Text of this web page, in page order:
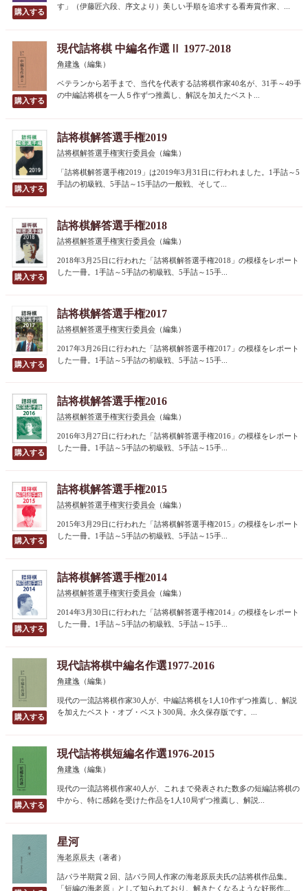
す」（伊藤匠六段、序文より）美しい手順を追求する看寿賞作家、...
現代詰将棋 中編名作選Ⅱ 1977-2018
角建逸 （編集）
ベテランから若手まで、当代を代表する詰将棋作家40名が、31手～49手
の中編詰将棋を一人５作ずつ推薦し、解説を加えたベスト...
詰将棋解答選手権2019
詰将棋解答選手権実行委員会 （編集）
「詰将棋解答選手権2019」は2019年3月31日に行われました。1手詰～5
手詰の初級戦、5手詰～15手詰の一般戦、そして...
詰将棋解答選手権2018
詰将棋解答選手権実行委員会 （編集）
2018年3月25日に行われた「詰将棋解答選手権2018」の模様をレポート
した一冊。1手詰～5手詰の初級戦、5手詰～15手...
詰将棋解答選手権2017
詰将棋解答選手権実行委員会 （編集）
2017年3月26日に行われた「詰将棋解答選手権2017」の模様をレポート
した一冊。1手詰～5手詰の初級戦、5手詰～15手...
詰将棋解答選手権2016
詰将棋解答選手権実行委員会 （編集）
2016年3月27日に行われた「詰将棋解答選手権2016」の模様をレポート
した一冊。1手詰～5手詰の初級戦、5手詰～15手...
詰将棋解答選手権2015
詰将棋解答選手権実行委員会 （編集）
2015年3月29日に行われた「詰将棋解答選手権2015」の模様をレポート
した一冊。1手詰～5手詰の初級戦、5手詰～15手...
詰将棋解答選手権2014
詰将棋解答選手権実行委員会 （編集）
2014年3月30日に行われた「詰将棋解答選手権2014」の模様をレポート
した一冊。1手詰～5手詰の初級戦、5手詰～15手...
現代詰将棋中編名作選1977-2016
角建逸 （編集）
現代の一流詰将棋作家30人が、中編詰将棋を1人10作ずつ推薦し、解説
を加えたベスト・オブ・ベスト300局。永久保存版です。...
現代詰将棋短編名作選1976-2015
角建逸 （編集）
現代の一流詰将棋作家40人が、これまで発表された数多の短編詰将棋の
中から、特に感銘を受けた作品を1人10局ずつ推薦し、解説...
星河
海老原辰夫 （著者）
詰パラ半期賞２回、詰パラ同人作家の海老原辰夫氏の詰将棋作品集。
「短編の海老原」として知られており、解きたくなるような好形作...